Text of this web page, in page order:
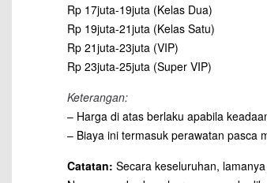
Rp 17juta-19juta (Kelas Dua)
Rp 19juta-21juta (Kelas Satu)
Rp 21juta-23juta (VIP)
Rp 23juta-25juta (Super VIP)
Keterangan:
– Harga di atas berlaku apabila
– Biaya ini termasuk perawatan pasca
Catatan: Secara keseluruhan,